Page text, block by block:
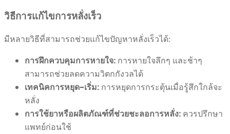
วิธีการแก้ไขการหลั่งเร็ว
มีหลายวิธีที่สามารถช่วยแก้ไขปัญหาหลั่งเร็วได้:
การฝึกควบคุมการหายใจ: การหายใจลึกๆ และช้าๆ
สามารถช่วยลดความวิตกกังวลได้
เทคนิคการหยุด-เริ่ม: การหยุดการกระตุ้นเมื่อรู้สึกใกล้จะ
หลั่ง
การใช้ยาหรือผลิตภัณฑ์ที่ช่วยชะลอการหลั่ง: ควรปรึกษา
แพทย์ก่อนใช้